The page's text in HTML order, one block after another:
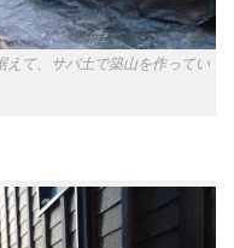
えて、サバ土で築山を作ってい